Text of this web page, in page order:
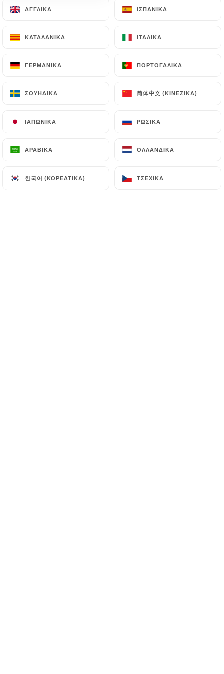
ΑΓΓΛΙΚΆ ΙΣΠΑΝΙΚΆ
ΚΑΤΑΛΑΝΙΚΆ ΙΤΑΛΙΚΆ
ΓΕΡΜΑΝΙΚΆ ΠΟΡΤΟΓΑΛΙΚΆ
ΣΟΥΗΔΙΚΆ 简体中文 (ΚΙΝΈΖΙΚΑ)
ΙΑΠΩΝΙΚΆ ΡΩΣΙΚΆ
ΑΡΑΒΙΚΆ ΟΛΛΑΝΔΙΚΆ
한국어 (ΚΟΡΕΆΤΙΚΑ) ΤΣΈΧΙΚΑ
ΑΡΧΙΚΉ/ΦΩΤΟΓΡΑΦΊΕΣ
ΑΓΓΛΙΚΆ ΙΣΠΑΝΙΚΆ
ΚΑΤΑΛΑΝΙΚΆ ΙΤΑΛΙΚΆ
ΓΕΡΜΑΝΙΚΆ ΠΟΡΤΟΓΑΛΙΚΆ
ΣΟΥΗΔΙΚΆ 简体中文 (ΚΙΝΈΖΙΚΑ)
ΙΑΠΩΝΙΚΆ ΡΩΣΙΚΆ
ΑΡΑΒΙΚΆ ΟΛΛΑΝΔΙΚΆ
한국어 (ΚΟΡΕΆΤΙΚΑ) ΤΣΈΧΙΚΑ